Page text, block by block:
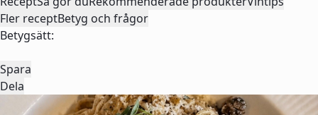
Fler receptBetyg och frågor
Betygsätt:
Spara
Dela